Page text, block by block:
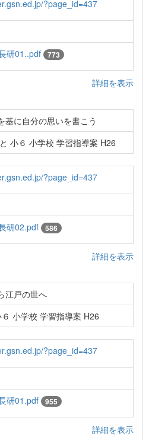
?page_id=437
研01..pdf 773
詳細を表示
基に自分の思いを書こう
小６ 小学校 学習指導案 H26
?page_id=437
研02.pdf 586
詳細を表示
江戸の世へ
小学校 学習指導案 H26
?page_id=437
研01.pdf 955
詳細を表示